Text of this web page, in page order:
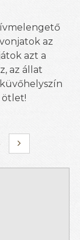
az
azt a
az állat
ötlet!